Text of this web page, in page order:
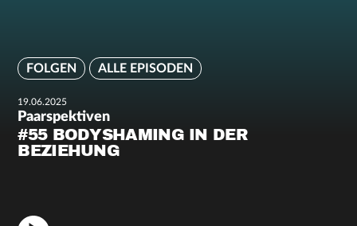
FOLGEN ALLE EPISODEN
19.06.2025
Paarspektiven
#55 BODYSHAMING IN DER
BEZIEHUNG